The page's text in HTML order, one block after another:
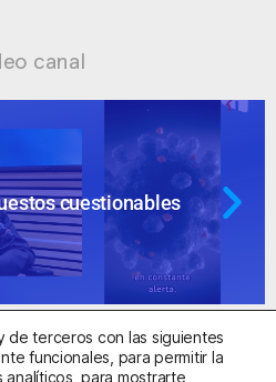
canal
cuestionables
de terceros con las siguientes
funcionales, para permitir la
para mostrarte